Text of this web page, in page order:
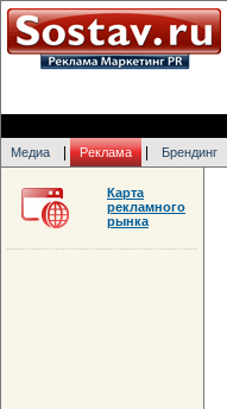
Медиа Реклама Брендинг
Карта
рекламного
рынка